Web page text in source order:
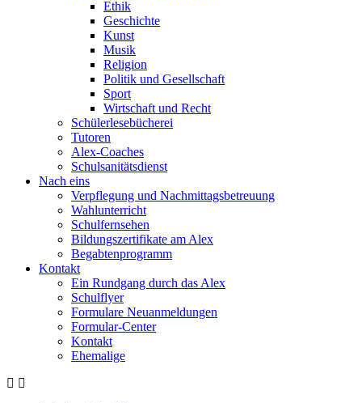
Ethik
Geschichte
Kunst
Musik
Religion
Politik und Gesellschaft
Sport
Wirtschaft und Recht
Schülerlesebücherei
Tutoren
Alex-Coaches
Schulsanitätsdienst
Nach eins
Verpflegung und Nachmittagsbetreuung
Wahlunterricht
Schulfernsehen
Bildungszertifikate am Alex
Begabtenprogramm
Kontakt
Ein Rundgang durch das Alex
Schulflyer
Formulare Neuanmeldungen
Formular-Center
Kontakt
Ehemalige